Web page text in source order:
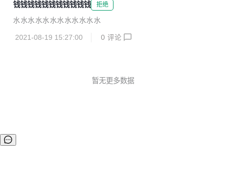
钱钱钱钱钱钱钱钱钱钱钱 拒绝
水水水水水水水水水水水水
2021-08-19 15:27:00 0 评论
暂无更多数据